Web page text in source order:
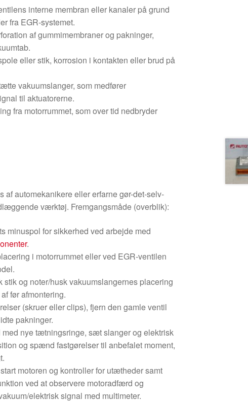
interne membran eller kanaler på grund
fra EGR-systemet.
af gummimembraner og pakninger,
eller stik, korrosion i kontakten eller brud på
vakuumslanger, som medfører
til aktuatorerne.
fra motorrummet, som over tid nedbryder
af automekanikere eller erfarne gør-det-selv-
værktøj. Fremgangsmåde (overblik):
minuspol for sikkerhed ved arbejde med
.
i motorrummet eller ved EGR-ventilen
stik og noter/husk vakuumslangernes placering
før afmontering.
(skruer eller clips), fjern den gamle ventil
pakninger.
med nye tætningsringe, sæt slanger og elektrisk
og spænd fastgørelser til anbefalet moment,
motoren og kontroller for utætheder samt
ved at observere motoradfærd og
elektrisk signal med multimeter.